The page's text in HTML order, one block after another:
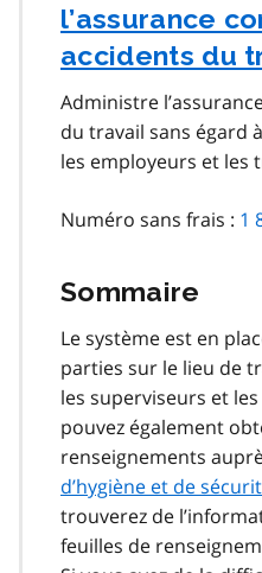
l’assurance
accidents du
Administre
du travail sans égard
les employeurs et les
Numéro sans frais : 1
Sommaire
Le système est en
parties sur le lieu de
les superviseurs et
pouvez également
renseignements
d’hygiène et de
trouverez de
feuilles de